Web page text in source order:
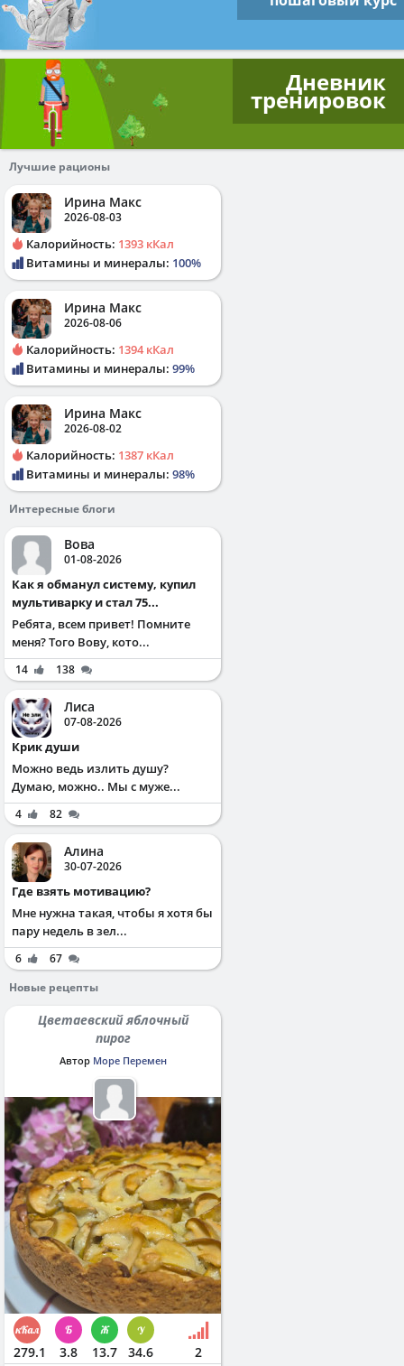
Дневник
тренировок
Лучшие рационы
Ирина Макс
2026-08-03
Калорийность: 1393 кКал
Витамины и минералы: 100%
Ирина Макс
2026-08-06
Калорийность: 1394 кКал
Витамины и минералы: 99%
Ирина Макс
2026-08-02
Калорийность: 1387 кКал
Витамины и минералы: 98%
Интересные блоги
Вова
01-08-2026
Как я обманул систему, купил
мультиварку и стал 75...
Ребята, всем привет! Помните
меня? Того Вову, кото...
14 138
Лиса
07-08-2026
Крик души
Можно ведь излить душу?
Думаю, можно.. Мы с муже...
4 82
Алина
30-07-2026
Где взять мотивацию?
Мне нужна такая, чтобы я хотя бы
пару недель в зел...
6
67
Новые рецепты
Цветаевский яблочный
пирог
Автор Море Перемен
279.1 3.8 13.7 34.6 2